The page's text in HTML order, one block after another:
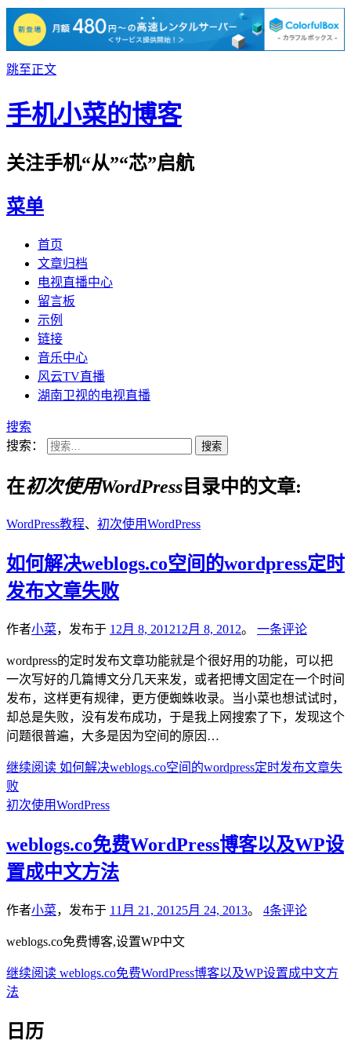
跳至正文
手机小菜的博客
关注手机“从”“芯”启航
菜单
首页
文章归档
电视直播中心
留言板
示例
链接
音乐中心
风云TV直播
湖南卫视的电视直播
搜索
搜索：
在初次使用WordPress 目录中的文章:
WordPress教程、 初次使用WordPress
如何解决weblogs.co空间的wordpress定时
发布文章失败
作者小菜，发布于 12月 8, 201212月 8, 2012。 一条评论
wordpress的定时发布文章功能就是个很好用的功能，可以把
一次写好的几篇博文分几天来发，或者把博文固定在一个时间
发布，这样更有规律，更方便蜘蛛收录。当小菜也想试试时，
却总是失败，没有发布成功，于是我上网搜索了下，发现这个
问题很普遍，大多是因为空间的原因…
继续阅读 如何解决weblogs.co空间的wordpress定时发布文章失
败
初次使用WordPress
weblogs.co免费WordPress博客以及WP设
置成中文方法
作者小菜，发布于 11月 21, 20125月 24, 2013。 4条评论
weblogs.co免费博客,设置WP中文
继续阅读 weblogs.co免费WordPress博客以及WP设置成中文方
法
日历